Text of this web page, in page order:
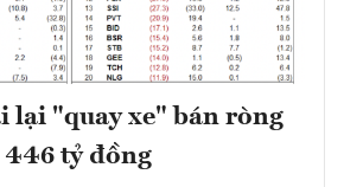
lại "quay xe" bán ròng
446 tỷ đồng